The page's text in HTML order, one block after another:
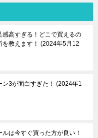
感高すぎる！どこで買えるの
教えます！
2024年5月12
3が面白すぎた！
2024年1
は今すぐ買った方が良い！